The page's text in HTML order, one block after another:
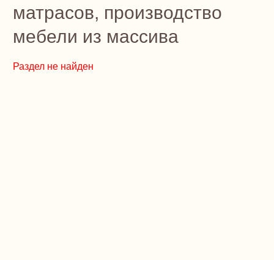
матрасов, производство
мебели из массива
Раздел не найден